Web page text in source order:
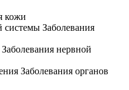
кожи
Заболевания
Заболевания нервной
Заболевания органов